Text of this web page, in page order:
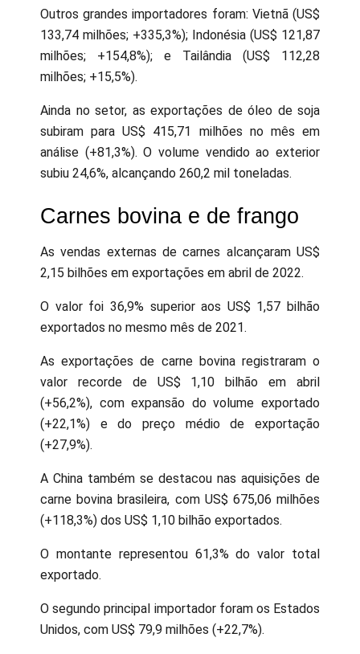
Outros grandes importadores foram: Vietnã (US$
133,74 milhões; +335,3%); Indonésia (US$ 121,87
milhões; +154,8%); e Tailândia (US$ 112,28
milhões; +15,5%).
Ainda no setor, as exportações de óleo de soja
subiram para US$ 415,71 milhões no mês em
análise (+81,3%). O volume vendido ao exterior
subiu 24,6%, alcançando 260,2 mil toneladas.
Carnes bovina e de frango
As vendas externas de carnes alcançaram US$
2,15 bilhões em exportações em abril de 2022.
O valor foi 36,9% superior aos US$ 1,57 bilhão
exportados no mesmo mês de 2021.
As exportações de carne bovina registraram o
valor recorde de US$ 1,10 bilhão em abril
(+56,2%), com expansão do volume exportado
(+22,1%) e do preço médio de exportação
(+27,9%).
A China também se destacou nas aquisições de
carne bovina brasileira, com US$ 675,06 milhões
(+118,3%) dos US$ 1,10 bilhão exportados.
O montante representou 61,3% do valor total
exportado.
O segundo principal importador foram os Estados
Unidos, com US$ 79,9 milhões (+22,7%).